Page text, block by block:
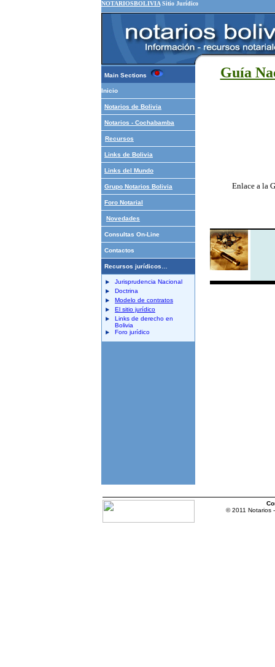
NOTARIOSBOLIVIA Sitio Jurídico
Main Sections
Inicio
Notarios de Bolivia
Notarios - Cochabamba
Recursos
Links de Bolivia
Links del Mundo
Grupo Notarios Bolivia
Foro Notarial
Novedades
Consultas On-Line
Contactos
Recursos jurídicos…
Jurisprudencia Nacional
Doctrina
Modelo de contratos
El sitio jurídico
Links de derecho en
Bolivia
Foro jurídico
Guía
Enlace a la
© 2011 Notarios